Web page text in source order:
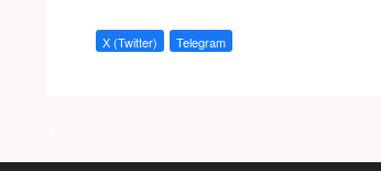
X (Twitter) Telegram